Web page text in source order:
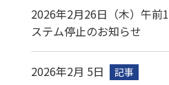
2026年2月26日（木）午前
ステム停止のお知らせ
2026年2月 5日 記事​